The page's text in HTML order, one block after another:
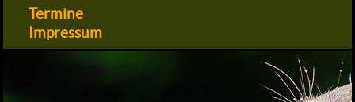
Termine
Impressum